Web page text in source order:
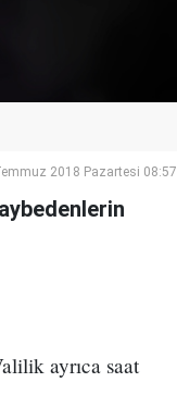
2018 Pazartesi 08:57
ayrıca saat